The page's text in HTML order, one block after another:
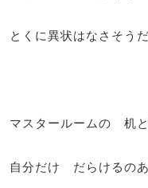
とくに異状はなさそう
マスタールームの 机
自分だけ だらけるの